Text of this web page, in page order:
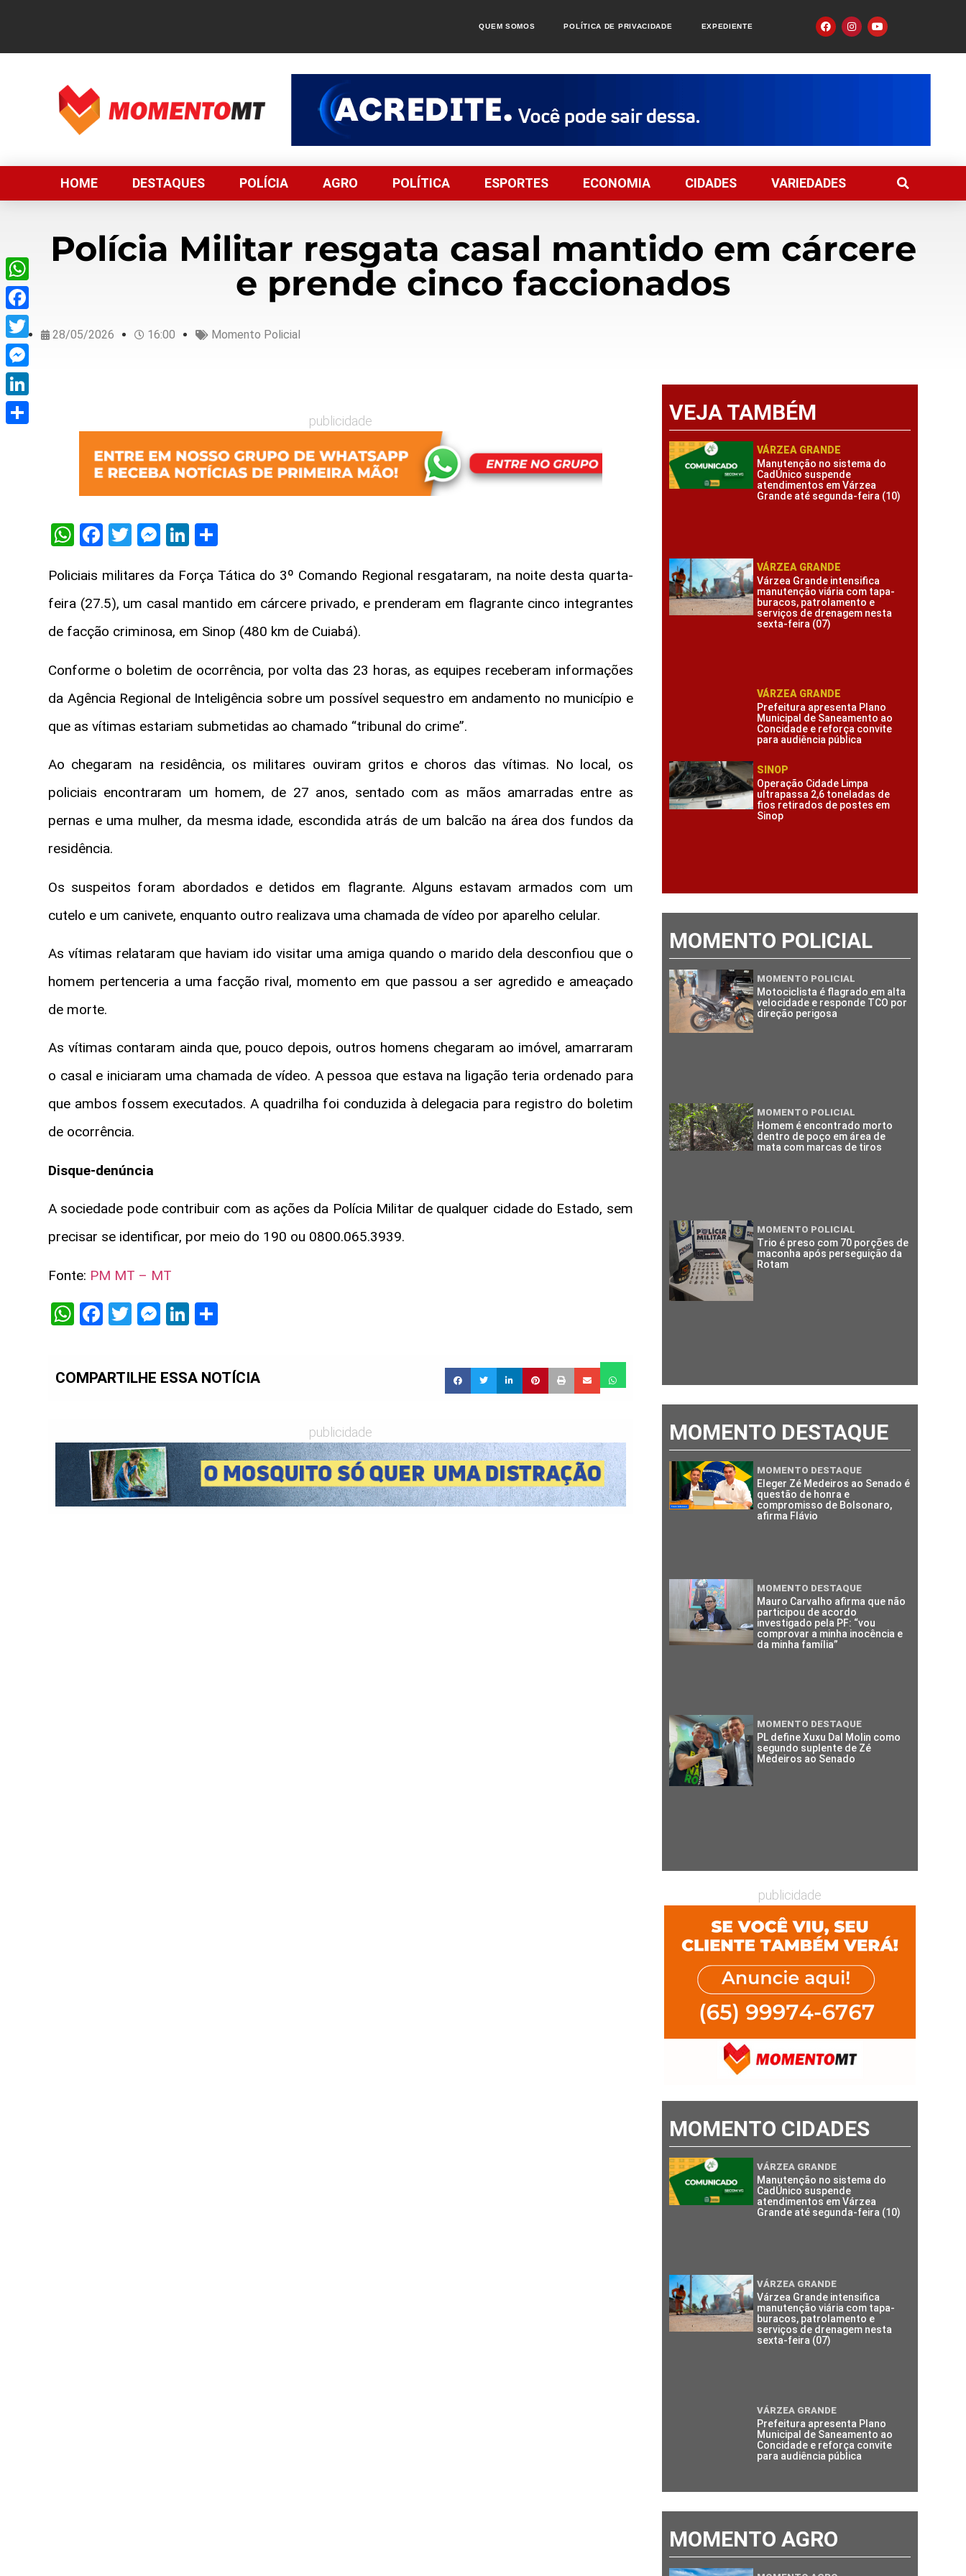
QUEM SOMOS POLÍTICA DE PRIVACIDADE EXPEDIENTE
HOME DESTAQUES POLÍCIA AGRO POLÍTICA ESPORTES ECONOMIA CIDADES VARIEDADES
Polícia Militar resgata casal mantido em cárcere
e prende cinco faccionados
28/05/2026 16:00 Momento Policial
publicidade
WhatsApp
Facebook
TwitterMessenger
LinkedIn
Policiais militares da Força Tática do 3º Comando Regional resgataram, na noite desta quarta-
feira (27.5), um casal mantido em cárcere privado, e prenderam em flagrante cinco integrantes
de facção criminosa, em Sinop (480 km de Cuiabá).
Conforme o boletim de ocorrência, por volta das 23 horas, as equipes receberam informações
da Agência Regional de Inteligência sobre um possível sequestro em andamento no município e
que as vítimas estariam submetidas ao chamado “tribunal do crime”.
Ao chegaram na residência, os militares ouviram gritos e choros das vítimas. No local, os
policiais encontraram um homem, de 27 anos, sentado com as mãos amarradas entre as
pernas e uma mulher, da mesma idade, escondida atrás de um balcão na área dos fundos da
residência.
Os suspeitos foram abordados e detidos em flagrante. Alguns estavam armados com um
cutelo e um canivete, enquanto outro realizava uma chamada de vídeo por aparelho celular.
As vítimas relataram que haviam ido visitar uma amiga quando o marido dela desconfiou que o
homem pertenceria a uma facção rival, momento em que passou a ser agredido e ameaçado
de morte.
As vítimas contaram ainda que, pouco depois, outros homens chegaram ao imóvel, amarraram
o casal e iniciaram uma chamada de vídeo. A pessoa que estava na ligação teria ordenado para
que ambos fossem executados. A quadrilha foi conduzida à delegacia para registro do boletim
de ocorrência.
Disque-denúncia
A sociedade pode contribuir com as ações da Polícia Militar de qualquer cidade do Estado, sem
precisar se identificar, por meio do 190 ou 0800.065.3939.
Fonte: PM MT – MT
WhatsApp
Facebook
Twitter
Messenger
LinkedIn
COMPARTILHE ESSA NOTÍCIA
publicidade
VEJA TAMBÉM
VÁRZEA GRANDE
Manutenção no sistema do
CadÚnico suspende
atendimentos em Várzea
Grande até segunda-feira (10)
VÁRZEA GRANDE
Várzea Grande intensifica
manutenção viária com tapa-
buracos, patrolamento e
serviços de drenagem nesta
sexta-feira (07)
VÁRZEA GRANDE
Prefeitura apresenta Plano
Municipal de Saneamento ao
Concidade e reforça convite
para audiência pública
SINOP
Operação Cidade Limpa
ultrapassa 2,6 toneladas de
fios retirados de postes em
Sinop
MOMENTO POLICIAL
MOMENTO POLICIAL
Motociclista é flagrado em alta
velocidade e responde TCO por
direção perigosa
MOMENTO POLICIAL
Homem é encontrado morto
dentro de poço em área de
mata com marcas de tiros
MOMENTO POLICIAL
Trio é preso com 70 porções de
maconha após perseguição da
Rotam
MOMENTO DESTAQUE
MOMENTO DESTAQUE
Eleger Zé Medeiros ao Senado é
questão de honra e
compromisso de Bolsonaro,
afirma Flávio
MOMENTO DESTAQUE
Mauro Carvalho afirma que não
participou de acordo
investigado pela PF: “vou
comprovar a minha inocência e
da minha família”
MOMENTO DESTAQUE
PL define Xuxu Dal Molin como
segundo suplente de Zé
Medeiros ao Senado
publicidade
MOMENTO CIDADES
VÁRZEA GRANDE
Manutenção no sistema do
CadÚnico suspende
atendimentos em Várzea
Grande até segunda-feira (10)
VÁRZEA GRANDE
Várzea Grande intensifica
manutenção viária com tapa-
buracos, patrolamento e
serviços de drenagem nesta
sexta-feira (07)
VÁRZEA GRANDE
Prefeitura apresenta Plano
Municipal de Saneamento ao
Concidade e reforça convite
para audiência pública
MOMENTO AGRO
WhatsApp
Facebook
Twitter
Messenger
LinkedIn